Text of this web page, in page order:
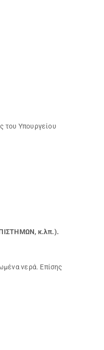
του Υπουργείου
κ.λπ.).
νερά. Επίσης